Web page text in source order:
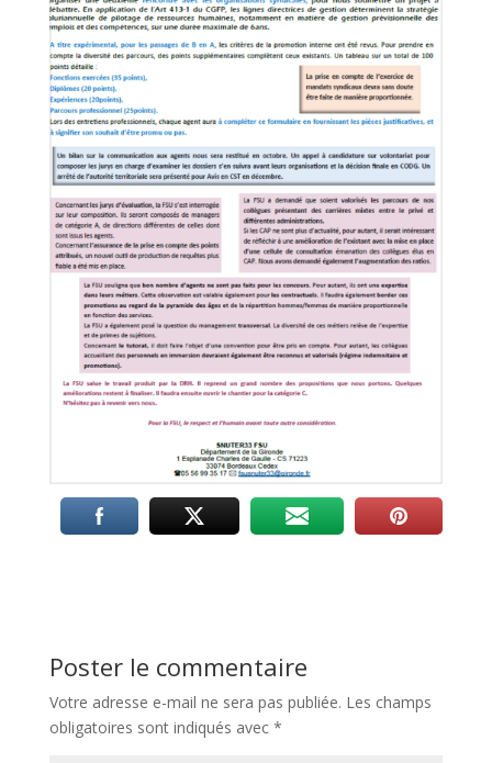
Poster le commentaire
Votre adresse e-mail ne sera pas publiée. Les champs
obligatoires sont indiqués avec *